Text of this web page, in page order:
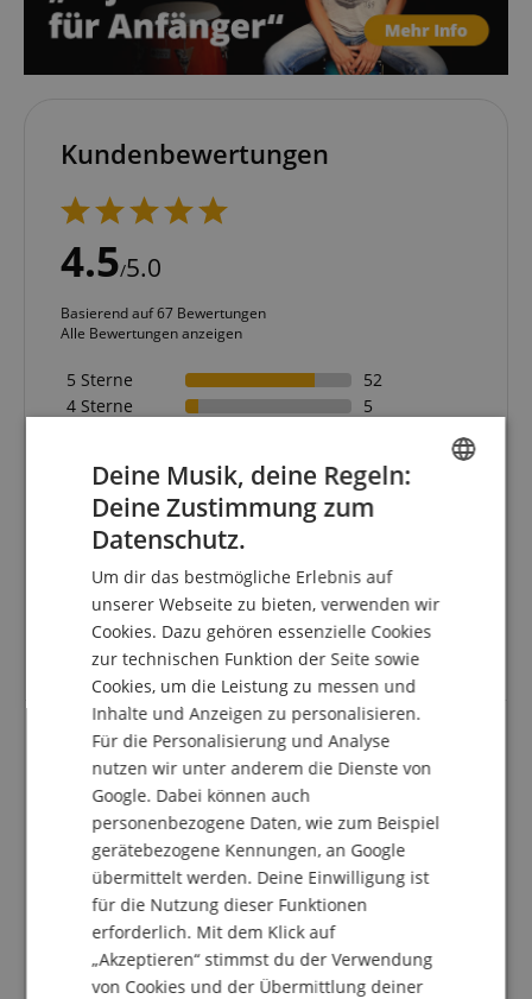
Kundenbewertungen
4.5/5.0
Basierend auf 67 Bewertungen
Alle Bewertungen anzeigen
5 Sterne
52
4 Sterne
5
1 Stern
2
Eine Überprüfung der Bewertungen hat wie folgt
Onlineshop angemeldet sind und das Produkt
tatsächlich bei uns erworben haben, können im
Kundenkonto eine Bewertung für den Artikel
abgeben.
XDrum Cajon
Bewertung von Janvom 24.12.2020
verifizierter Kauf
Qualitativ hochwertig, sehr schöner Klang. Mit dem
Zubehör: auspacken, Platz nehmen und loslegen!
Wirklich ein tolles Instrument, das sich auch sehr gut
in andere Instrumente integrieren lässt! Klare
Kaufempfehlung und Danke für den tollen Service
vom Musikhaus Kirstein.
FRENCH
ITALIAN
SPANISH
Deine Musik, deine Regeln:
Deine Zustimmung zum
Datenschutz.
Um dir das bestmögliche Erlebnis auf
unserer Webseite zu bieten, verwenden wir
Cookies. Dazu gehören essenzielle Cookies
zur technischen Funktion der Seite sowie
Cookies, um die Leistung zu messen und
Inhalte und Anzeigen zu personalisieren.
Für die Personalisierung und Analyse
nutzen wir unter anderem die Dienste von
Google. Dabei können auch
personenbezogene Daten, wie zum Beispiel
gerätebezogene Kennungen, an Google
übermittelt werden. Deine Einwilligung ist
für die Nutzung dieser Funktionen
erforderlich. Mit dem Klick auf
„Akzeptieren“ stimmst du der Verwendung
von Cookies und der Übermittlung deiner